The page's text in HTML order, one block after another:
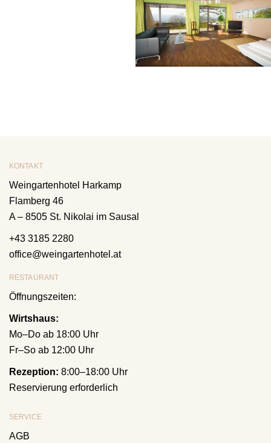
KONTAKT
Weingartenhotel Harkamp
Flamberg 46
A – 8505 St. Nikolai im Sausal
+43 3185 2280
office@weingartenhotel.at
RESTAURANT
Öffnungszeiten:
Wirtshaus:
Mo–Do ab 18:00 Uhr
Fr–So ab 12:00 Uhr
Rezeption: 8:00–18:00 Uhr
Reservierung erforderlich
SERVICE
AGB